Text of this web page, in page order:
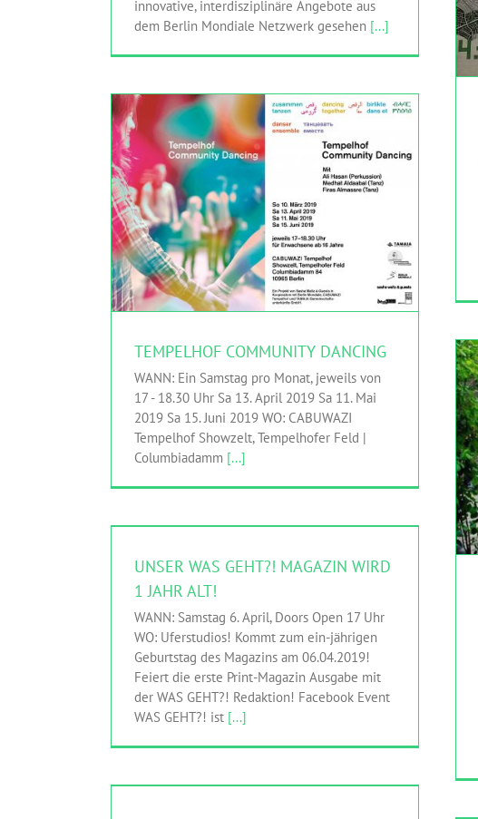
innovative, interdisziplinäre Angebote aus
dem Berlin Mondiale Netzwerk gesehen [...]
TEMPELHOF COMMUNITY DANCING
HINGEHEN MITMACHEN Sasha Waltz & Guests
TEMPELHOF COMMUNITY DANCING
WANN: Ein Samstag pro Monat, jeweils von
17 - 18.30 Uhr Sa 13. April 2019 Sa 11. Mai
2019 Sa 15. Juni 2019 WO: CABUWAZI
Tempelhof Showzelt, Tempelhofer Feld |
Columbiadamm [...]
UNSER WAS GEHT?! MAGAZIN WIRD
1 JAHR ALT!
WANN: Samstag 6. April, Doors Open 17 Uhr
WO: Uferstudios! Kommt zum ein-jährigen
Geburtstag des Magazins am 06.04.2019!
Feiert die erste Print-Magazin Ausgabe mit
der WAS GEHT?! Redaktion! Facebook Event
WAS GEHT?! ist [...]
VILLA MITTELHOF IN ZEHLENDORF